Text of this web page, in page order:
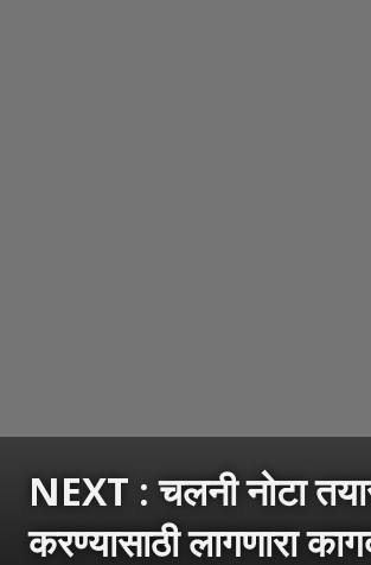
NEXT : चलनी नोटा
करण्यासाठी लागणारा